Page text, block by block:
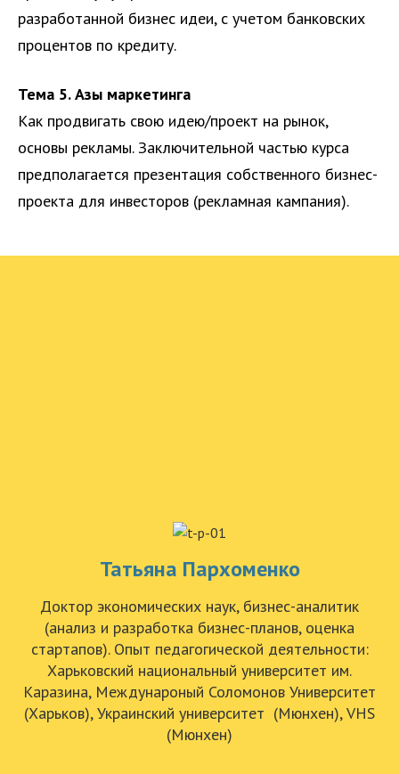
разработанной бизнес идеи, с учетом банковских
процентов по кредиту.
Тема 5. Азы маркетинга
Как продвигать свою идею/проект на рынок,
основы рекламы. Заключительной частью курса
предполагается презентация собственного бизнес-
проекта для инвесторов (рекламная кампания).
Татьяна Пархоменко
Доктор экономических наук, бизнес-аналитик
(анализ и разработка бизнес-планов, оценка
стартапов). Опыт педагогической деятельности:
Харьковский национальный университет им.
Каразина, Междунароный Соломонов Университет
(Харьков), Украинский университет (Мюнхен), VHS
(Мюнхен)